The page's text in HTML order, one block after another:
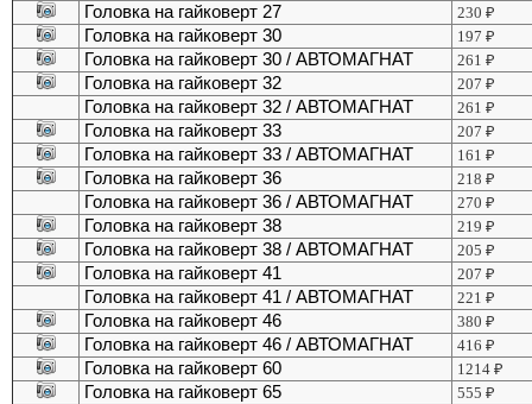
Головка на гайковерт 27 230₽
Головка на гайковерт 30 197₽
Головка на гайковерт 30 / АВТОМАГНАТ 261₽
Головка на гайковерт 32 207₽
Головка на гайковерт 32 / АВТОМАГНАТ 261₽
Головка на гайковерт 33 207₽
Головка на гайковерт 33 / АВТОМАГНАТ 161₽
Головка на гайковерт 36 218₽
Головка на гайковерт 36 / АВТОМАГНАТ 270₽
Головка на гайковерт 38 219₽
Головка на гайковерт 38 / АВТОМАГНАТ 205₽
Головка на гайковерт 41 207₽
Головка на гайковерт 41 / АВТОМАГНАТ 221₽
Головка на гайковерт 46 380₽
Головка на гайковерт 46 / АВТОМАГНАТ 416₽
Головка на гайковерт 60 1214₽
Головка на гайковерт 65 555₽